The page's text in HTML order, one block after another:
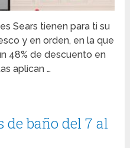
Sears tienen para ti su
y en orden, en la que
48% de descuento en
aplican …
de baño del 7 al